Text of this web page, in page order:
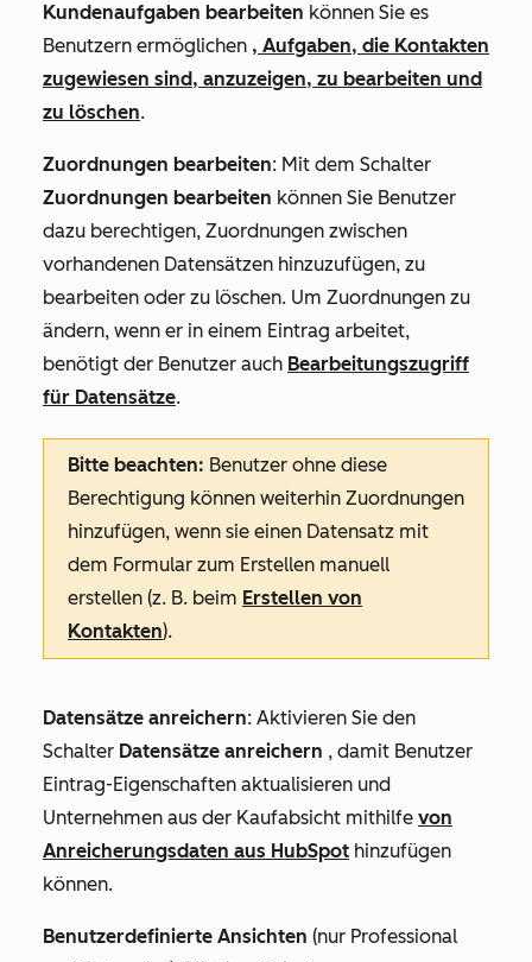
Kundenaufgaben bearbeiten können Sie es
Benutzern ermöglichen , Aufgaben, die Kontakten
zugewiesen sind, anzuzeigen, zu bearbeiten und
zu löschen.
Zuordnungen bearbeiten: Mit dem Schalter
Zuordnungen bearbeiten können Sie Benutzer
dazu berechtigen, Zuordnungen zwischen
vorhandenen Datensätzen hinzuzufügen, zu
bearbeiten oder zu löschen. Um Zuordnungen zu
ändern, wenn er in einem Eintrag arbeitet,
benötigt der Benutzer auch Bearbeitungszugriff
für Datensätze.
Bitte beachten: Benutzer ohne diese
Berechtigung können weiterhin Zuordnungen
hinzufügen, wenn sie einen Datensatz mit
dem Formular zum Erstellen manuell
erstellen (z. B. beim Erstellen von
Kontakten).
Datensätze anreichern: Aktivieren Sie den
Schalter Datensätze anreichern , damit Benutzer
Eintrag-Eigenschaften aktualisieren und
Unternehmen aus der Kaufabsicht mithilfe von
Anreicherungsdaten aus HubSpot hinzufügen
können.
Benutzerdefinierte Ansichten (nur Professional